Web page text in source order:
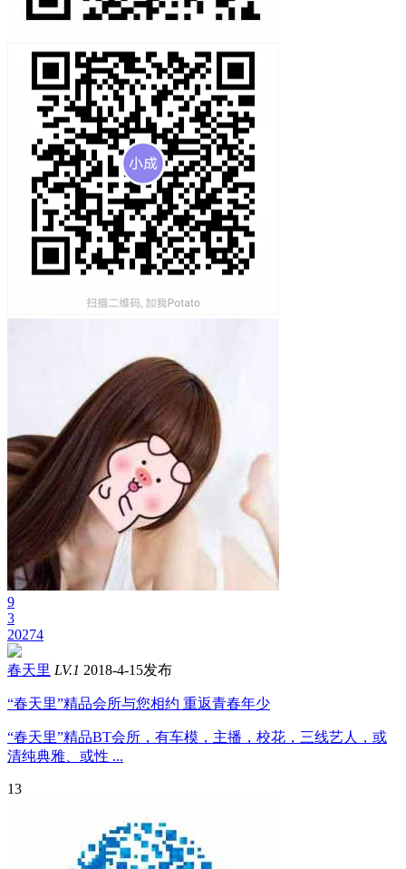
9
3
20274
春天里 LV.1 2018-4-15发布
“春天里”精品会所与您相约 重返青春年少
“春天里”精品BT会所，有车模，主播，校花，三线艺人，或
清纯典雅、或性 ...
13